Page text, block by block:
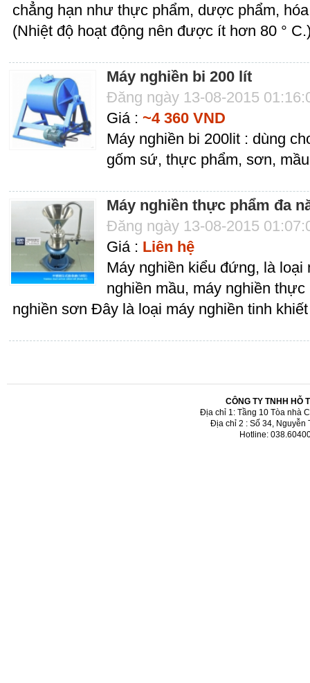
chẳng hạn như thực phẩm, dược phẩm,
(Nhiệt độ hoạt động nên được ít hơn 80 °
Máy nghiền bi 200 lít
Đăng ngày 13-08-2015
Giá : ~4 360 VND
Máy nghiền bi 200lit : dùng
gốm sứ, thực phẩm, sơn,
Máy nghiền thực phẩm đa
Đăng ngày 13-08-2015
Giá : Liên hệ
Máy nghiền kiểu đứng, là loại
nghiền mầu, máy nghiền
nghiền sơn Đây là loại máy nghiền tinh
CÔNG TY TNHH HỖ
Địa chỉ 1: Tầng 10 Tòa nhà
Địa chỉ 2 : Số 34, Nguyễn
Hotline: